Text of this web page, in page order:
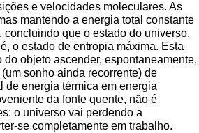
e velocidades moleculares. As
mantendo a energia total constante
que o estado do universo,
o estado de entropia máxima. Esta
objeto ascender, espontaneamente,
sonho ainda recorrente) de
de energia térmica em energia
da fonte quente, não é
o universo vai perdendo a
se completamente em trabalho.